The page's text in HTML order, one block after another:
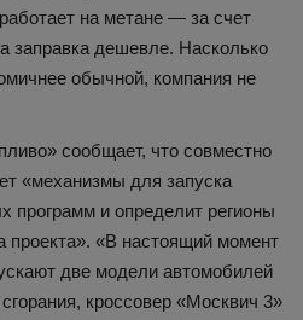
на метане — за счет
заправка дешевле. Насколько
обычной, компания не
сообщает, что совместно
«механизмы для запуска
программ и определит регионы
проекта». «В настоящий момент
две модели автомобилей
кроссовер «Москвич 3»